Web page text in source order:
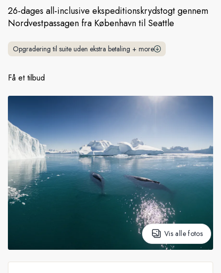
Sverige
Danmark
26-dages all-inclusive ekspeditionskrydstogt gennem
Nordvestpassagen fra København til Seattle
Opgradering til suite uden ekstra betaling + more
Få et tilbud
Vis alle fotos